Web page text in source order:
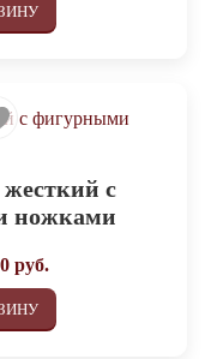
с
ножками
руб.